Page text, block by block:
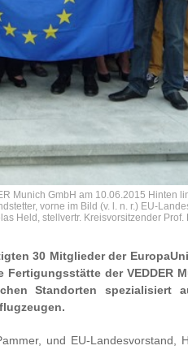
Munich GmbH am 10.06.2015 Hinten
vorne im Bild (v. l. n. r.) EU-
Held, stellvertr. Kreisvorsitzender Prof.
30 Mitglieder der
der VEDDER
Standorten spezialisiert
und EU-Landesvorstand,